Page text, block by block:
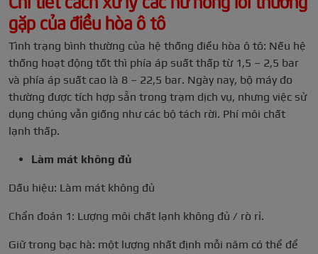
gặp của điều hòa ô tô
Tình trạng bình thường của hệ thống điều hòa ô tô: Nếu hệ
thống hoạt động tốt thì phía áp suất thấp từ 1,5 – 2,5 bar
và phía áp suất cao là 8 – 22,5 bar. Ngày nay, bộ máy đo
thường được tích hợp sẵn trong trạm dịch vụ, nhưng việc sử
dụng chúng vẫn giống như các bộ tách rời. Phí môi chất
lạnh thấp.
Làm mát không đủ
Dấu hiệu: Làm mát không đủ
Chẩn đoán 1: Lượng môi chất lạnh không đủ / rò rỉ.
Giữ trong bạc hà: một lượng nhất định mỗi năm có thể để